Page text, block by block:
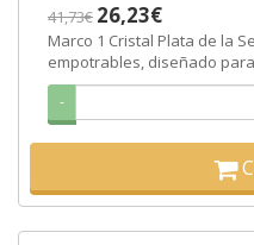
41,73€ 26,23€
Marco 1 Cristal Plata de la
empotrables, diseñado
-